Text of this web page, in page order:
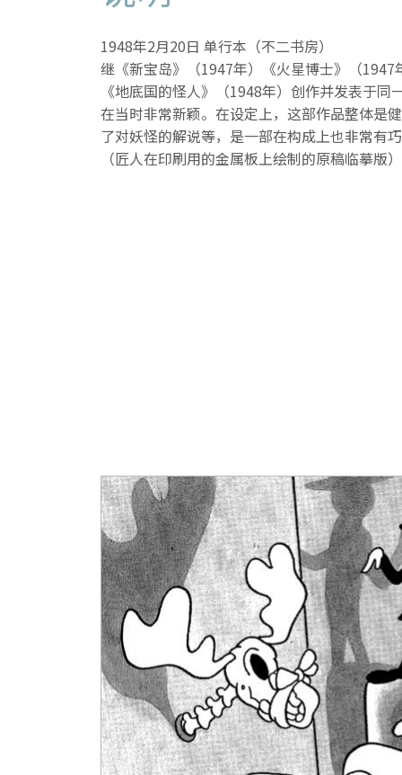
1948年2月20日 单行本（不二书房）
继《新宝岛》（1947年）《火星博士》（
《地底国的怪人》（1948年）创作并发表于
在当时非常新颖。在设定上，这部作品整体是
了对妖怪的解说等，是一部在构成上也非常有
（匠人在印刷用的金属板上绘制的原稿临摹版